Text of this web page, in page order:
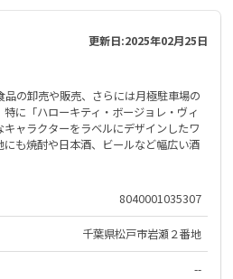
更新日:2025年02月25日
の卸売や販売、さらには月極駐車場の
に「ハローキティ・ボージョレ・ヴィ
ャラクターをラベルにデザインしたワ
も焼酎や日本酒、ビールなど幅広い酒
8040001035307
千葉県松戸市岩瀬２番地
--